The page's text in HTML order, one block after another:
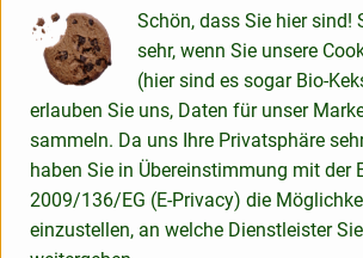
Info
Die immergrünen Bäume bringen
Zitronen) mit gelber oder grün-gelber
saftige, saure Fruchtfleisch enthält rund
Zitronensäure und viel Vitamin C. Aus
Zitronensäure, ätherisches Öl und Pektin
Schön, dass Sie hier sind!
sehr, wenn Sie unsere
(hier sind es sogar Bio-
erlauben Sie uns, Daten für unser
sammeln. Da uns Ihre Privatsphäre
haben Sie in Übereinstimmung mit der
2009/136/EG (E-Privacy) die
einzustellen, an welche Dienstleister